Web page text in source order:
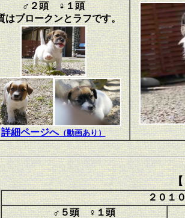
♂２頭 ♀１頭
はブロークンとラフです。
詳細ページへ（動画あり）
２０１
♂５頭 ♀１頭